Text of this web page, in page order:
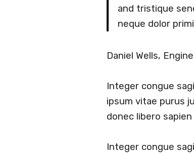
and tristique
neque dolor
Daniel Wells,
Integer congue
ipsum vitae purus
donec libero
Integer congue